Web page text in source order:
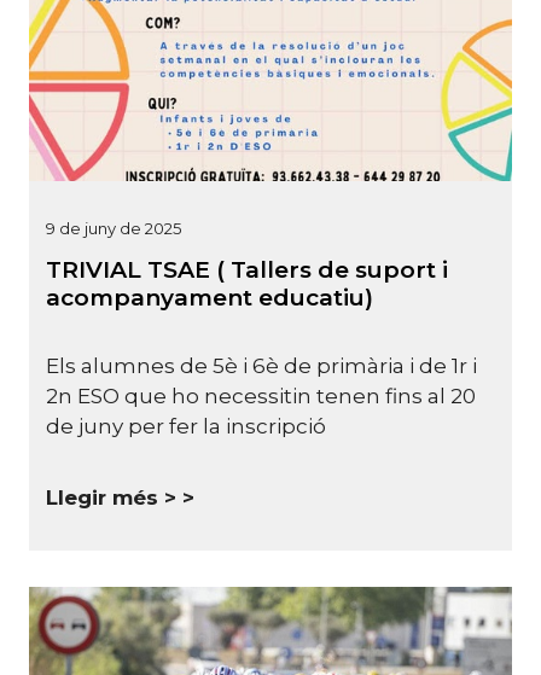
9 de juny de 2025
TRIVIAL TSAE ( Tallers de suport i
acompanyament educatiu)
Els alumnes de 5è i 6è de primària i de 1r i
2n ESO que ho necessitin tenen fins al 20
de juny per fer la inscripció
Llegir més >